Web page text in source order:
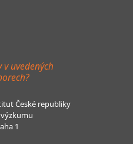
uvedených
České republiky
1